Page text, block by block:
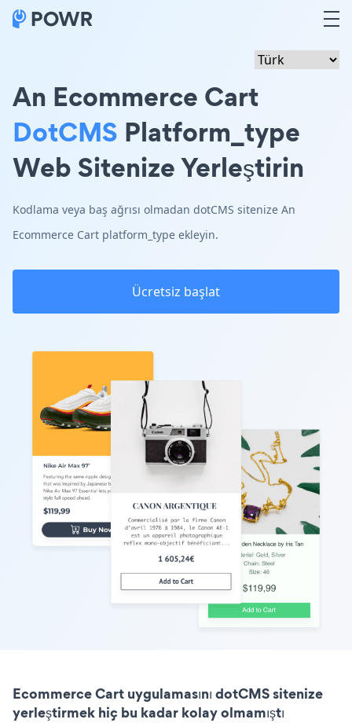
An Ecommerce Cart
DotCMS Platform_type
Web Sitenize Yerleştirin
Kodlama veya baş ağrısı olmadan dotCMS sitenize An
Ecommerce Cart platform_type ekleyin.
Ücretsiz başlat
Ecommerce Cart uygulamasını dotCMS sitenize
yerleştirmek hiç bu kadar kolay olmamıştı